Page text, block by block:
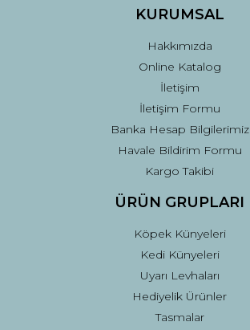
Ürün fiyatı diğer sitelerden daha pahalı.
Gönder
KURUMSAL
Hakkımızda
Online Katalog
İletişim
İletişim Formu
Banka Hesap Bilgilerimiz
Havale Bildirim Formu
Kargo Takibi
ÜRÜN GRUPLARI
Köpek Künyeleri
Kedi Künyeleri
Uyarı Levhaları
Hediyelik Ürünler
Tasmalar